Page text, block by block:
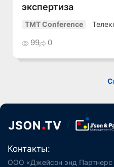
экспертиза
TMT Conference
99 0
Контакты:
ООО «Джейсон энд Партнерс